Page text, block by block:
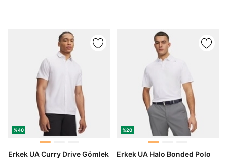
%40
Erkek UA Curry Drive Gömlek
%20
Erkek UA Halo Bonded Polo